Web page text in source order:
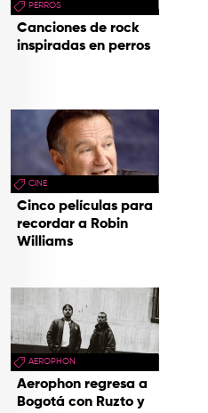
PERROS
Canciones de rock
inspiradas en perros
CINE
Cinco películas para
recordar a Robin
Williams
AEROPHON
Aerophon regresa a
Bogotá con Ruzto y